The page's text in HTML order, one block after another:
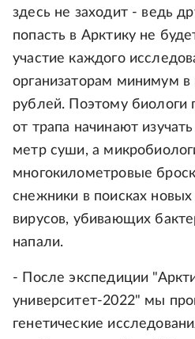
здесь не заходит - ведь
попасть в Арктику не
участие каждого
организаторам минимум
рублей. Поэтому биологи
от трапа начинают
метр суши, а
многокилометровые
снежники в поисках
вирусов, убивающих
напали.
- После экспедиции
университет-2022" мы
генетические